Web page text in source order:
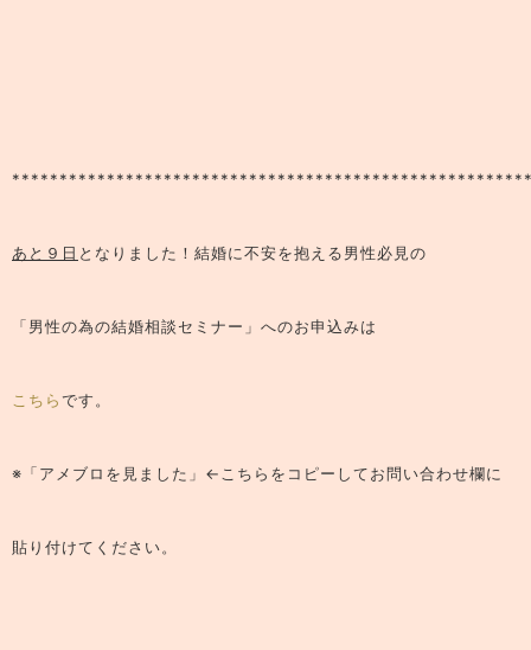
あと９日 となりました！ 結婚に不安を抱える男性必見の
「男性の為の結婚相談セミナー」 へのお申込みは
こちらです。
※「アメブロを見ました」←こちらをコピーしてお問い合わせ欄に
貼り付けてください。